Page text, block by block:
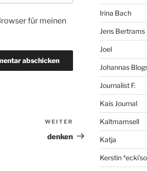
für meinen
Nächster
Beitrag
WEITER
denken
Irina Bach
Jens Bertrams
Joel
Johannas
Journalist F.
Kais Journal
Kaltmamsell
Katja
Kerstin